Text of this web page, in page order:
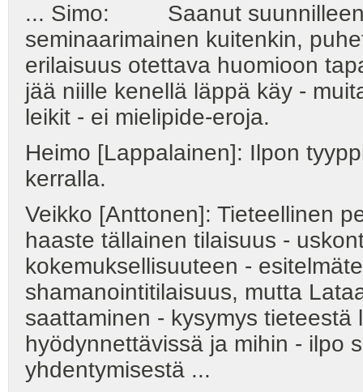
... Simo: Saanut suunnilleen
seminaarimainen kuitenkin,
erilaisuus otettava huomioon
jää niille kenellä läppä käy -
leikit - ei mielipide-eroja.
Heimo [Lappalainen]: Ilpon
kerralla.
Veikko [Anttonen]: Tieteellinen
haaste tällainen tilaisuus -
kokemuksellisuuteen -
shamanointitilaisuus, mutta
saattaminen - kysymys
hyödynnettävissä ja mihin - ilpo
yhdentymisestä ...